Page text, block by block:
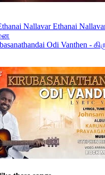
Nallavar Ethanai
Odi Vanthen -